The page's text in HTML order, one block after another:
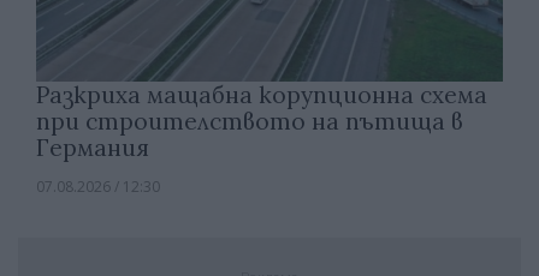
Разкриха мащабна корупционна схема
при строителството на пътища в
Германия
07.08.2026 / 12:30